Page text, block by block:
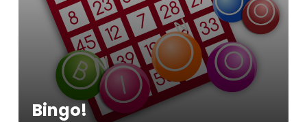
Bingo!